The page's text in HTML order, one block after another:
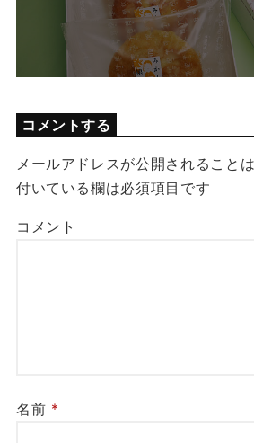
コメントする
メールアドレスが公開されることは
付いている欄は必須項目です
コメント
名前 *